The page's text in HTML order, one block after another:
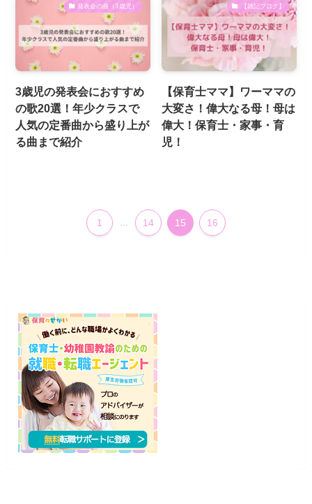
発表会の曲（3歳児）
3歳児の発表会におすすめ
の歌20選！年少クラスで
人気の定番曲から盛り上が
る曲まで紹介
【雑記ブログ】
【保育士ママ】ワーママの
大変さ！偉大なる母！母は
偉大！保育士・家事・育
児！
1 ... 14 15 16